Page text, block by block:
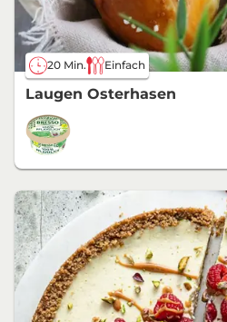
20 Min. Einfach
Laugen Osterhasen